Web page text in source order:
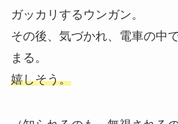
ガッカリするウンガン。
その後、気づかれ、電車の中
まる。
嬉しそう。